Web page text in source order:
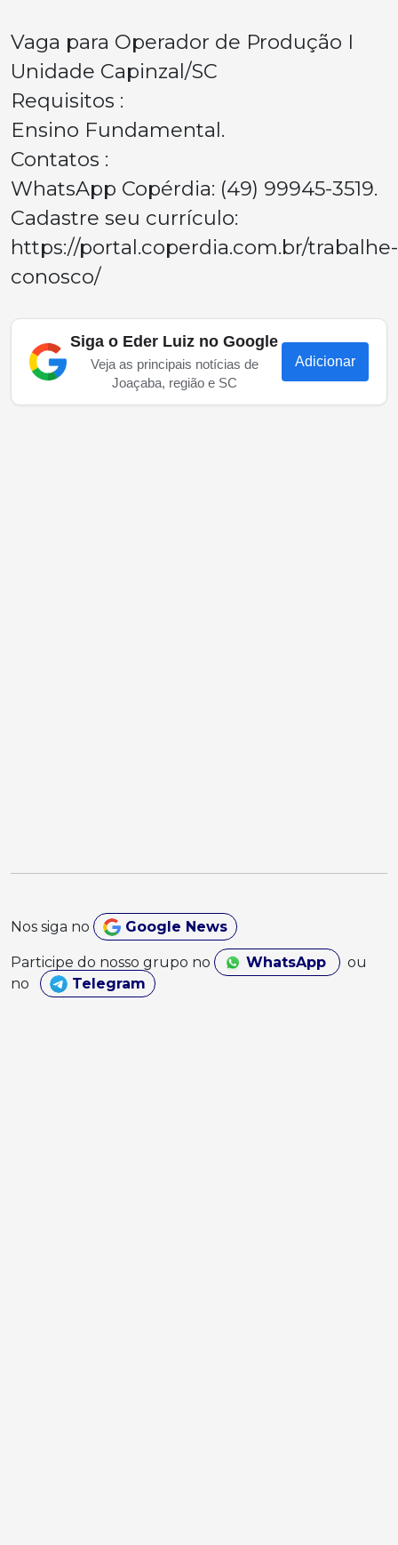
Vaga para Operador de Produção I
Unidade Capinzal/SC
Requisitos :
Ensino Fundamental.
Contatos :
WhatsApp Copérdia: (49) 99945-3519.
Cadastre seu currículo:
https://portal.coperdia.com.br/trabalhe-
conosco/
Siga o Eder Luiz no Google
Veja as principais notícias de
Joaçaba, região e SC
Adicionar
Nos siga no Google News
Participe do nosso grupo no WhatsApp
ou
no
Telegram